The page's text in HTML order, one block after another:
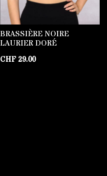
BRASSIÈRE NOIRE
LAURIER DORÉ
CHF29.00